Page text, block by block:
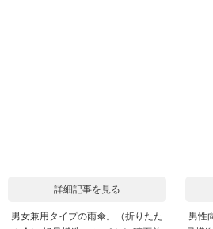
詳細記事を見る
男女兼用タイプの雨傘。（折りたた
男性